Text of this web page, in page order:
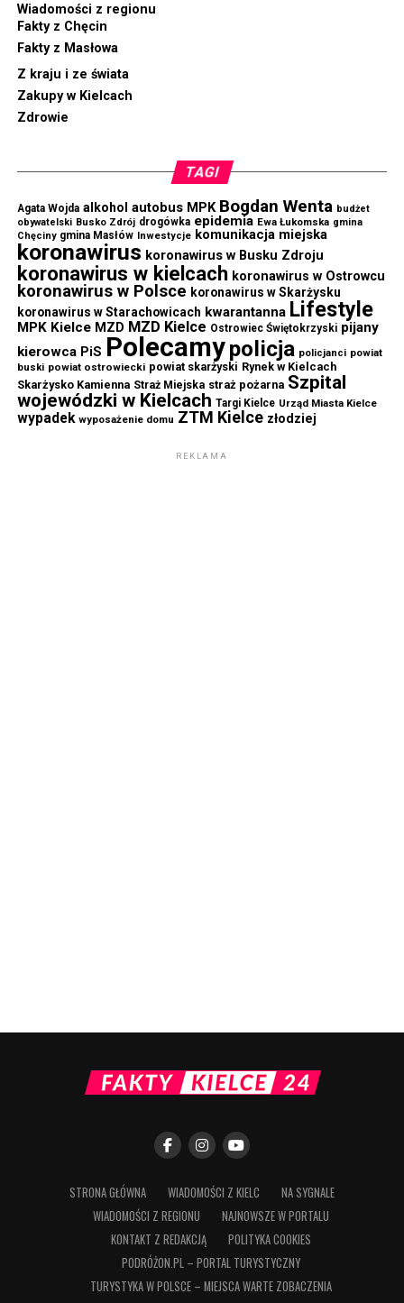
Wiadomości z regionu
Fakty z Chęcin
Fakty z Masłowa
Z kraju i ze świata
Zakupy w Kielcach
Zdrowie
TAGI
Agata Wojda alkohol autobus MPK Bogdan Wenta budżet
obywatelski Busko Zdrój drogówka epidemia Ewa Łukomska gmina
Chęciny gmina Masłów Inwestycje komunikacja miejska
koronawirus koronawirus w Busku Zdroju
koronawirus w kielcach koronawirus w Ostrowcu
koronawirus w Polsce koronawirus w Skarżysku
koronawirus w Starachowicach kwarantanna Lifestyle
MPK Kielce MZD MZD Kielce Ostrowiec Świętokrzyski pijany
kierowca PiS Polecamypolicja policjanci powiat
buski powiat ostrowiecki powiat skarżyski Rynek w Kielcach
Skarżysko Kamienna Straż Miejska straż pożarna Szpital
wojewódzki w Kielcach Targi Kielce Urząd Miasta Kielce
wypadek wyposażenie domu ZTM Kielce złodziej
REKLAMA
STRONA GŁÓWNA WIADOMOŚCI Z KIELC
NA SYGNALE
WIADOMOŚCI Z REGIONU
NAJNOWSZE W PORTALU
KONTAKT Z REDAKCJĄ
POLITYKA COOKIES
PODRÓŻON.PL – PORTAL TURYSTYCZNY
TURYSTYKA W POLSCE – MIEJSCA WARTE ZOBACZENIA